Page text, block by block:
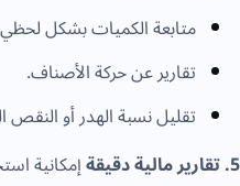
متابعة الكميات بشكل
تقارير عن حركة الأصناف.
تقليل نسبة الهدر أو النقص
5. تقارير مالية دقيقة
إمكانية